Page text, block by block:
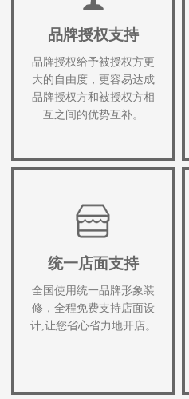
品牌授权支持
品牌授权给予被授权方更
大的自由度，更容易达成
品牌授权方和被授权方相
互之间的优势互补。
统一店面支持
全国使用统一品牌形象装
修，全程免费支持店面设
计,让您省心省力地开店。